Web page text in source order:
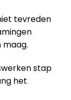
tevreden
maag.
stap
het